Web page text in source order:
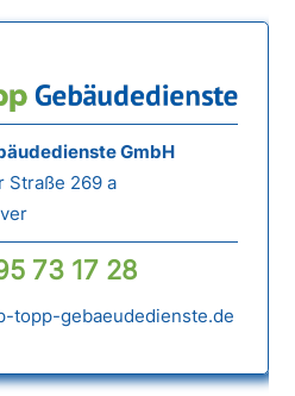
GmbH
Straße 269 a
73 17 28
topp-gebaeudedienste.de